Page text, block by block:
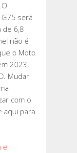
será
de 6,8
não é
o Moto
2023,
Mudar
com o
aqui para
e